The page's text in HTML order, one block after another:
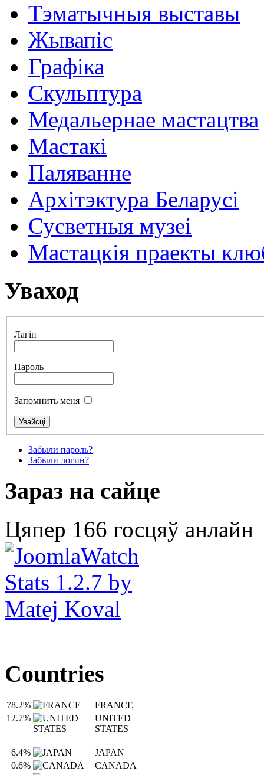
Тэматычныя выставы
Жывапіс
Графіка
Скульптура
Медальернае мастацтва
Мастакі
Паляванне
Архітэктура Беларусі
Сусветныя музеі
Мастацкія праекты
Уваход
Лагін
Пароль
Запомнить меня
Забыли пароль?
Забыли логин?
Зараз на сайце
Цяпер 166 госцяў анлайн
Countries
78.2%
FRANCE
12.7%
UNITED
STATES
6.4%
JAPAN
0.6%
CANADA